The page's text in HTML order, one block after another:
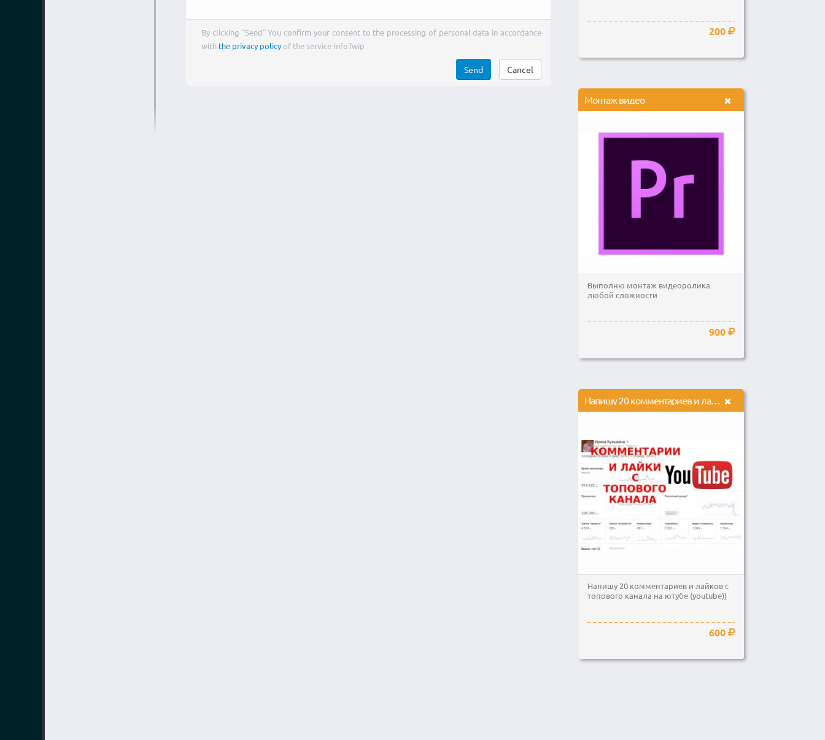
By clicking "Send" You confirm your consent to the processing of personal data in accordance
with the privacy policyof the service InfoTwip
Send Cancel
200
Монтаж видео
Выполню монтаж видеоролика
любой сложности
900
Напишу 20 комментариев и лайков с топового канала на ютубе youtube
Напишу 20 комментариев и лайков с
топового канала на ютубе (youtube))
600